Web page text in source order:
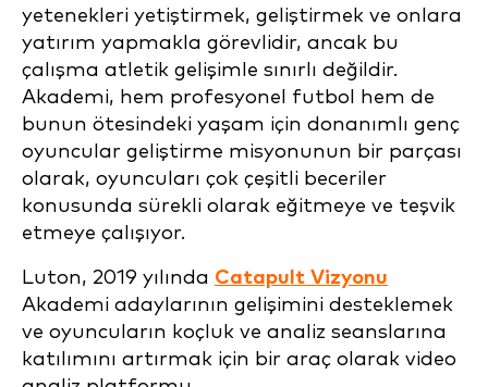
yetenekleri yetiştirmek, geliştirmek ve onlara
yatırım yapmakla görevlidir, ancak bu
çalışma atletik gelişimle sınırlı değildir.
Akademi, hem profesyonel futbol hem de
bunun ötesindeki yaşam için donanımlı genç
oyuncular geliştirme misyonunun bir parçası
olarak, oyuncuları çok çeşitli beceriler
konusunda sürekli olarak eğitmeye ve teşvik
etmeye çalışıyor.
Luton, 2019 yılında Catapult Vizyonu
Akademi adaylarının gelişimini desteklemek
ve oyuncuların koçluk ve analiz seanslarına
katılımını artırmak için bir araç olarak video